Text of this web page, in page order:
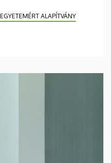
ALAPÍTVÁNY